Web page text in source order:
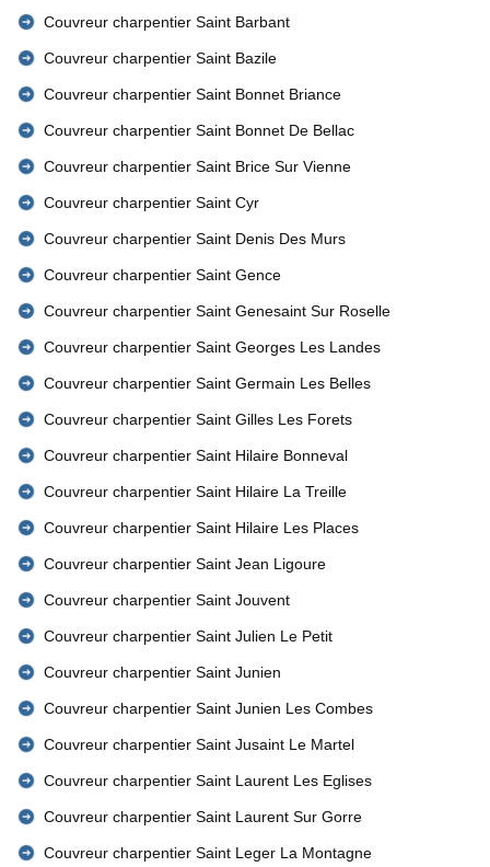
Couvreur charpentier Saint Barbant
Couvreur charpentier Saint Bazile
Couvreur charpentier Saint Bonnet Briance
Couvreur charpentier Saint Bonnet De Bellac
Couvreur charpentier Saint Brice Sur Vienne
Couvreur charpentier Saint Cyr
Couvreur charpentier Saint Denis Des Murs
Couvreur charpentier Saint Gence
Couvreur charpentier Saint Genesaint Sur Roselle
Couvreur charpentier Saint Georges Les Landes
Couvreur charpentier Saint Germain Les Belles
Couvreur charpentier Saint Gilles Les Forets
Couvreur charpentier Saint Hilaire Bonneval
Couvreur charpentier Saint Hilaire La Treille
Couvreur charpentier Saint Hilaire Les Places
Couvreur charpentier Saint Jean Ligoure
Couvreur charpentier Saint Jouvent
Couvreur charpentier Saint Julien Le Petit
Couvreur charpentier Saint Junien
Couvreur charpentier Saint Junien Les Combes
Couvreur charpentier Saint Jusaint Le Martel
Couvreur charpentier Saint Laurent Les Eglises
Couvreur charpentier Saint Laurent Sur Gorre
Couvreur charpentier Saint Leger La Montagne